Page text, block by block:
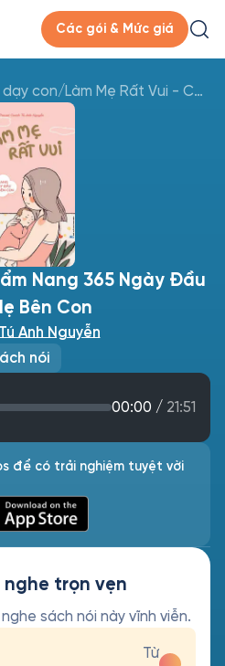
Các gói & Mức giá
dạy con/ Làm Mẹ Rất Vui - Cẩm Nang 365 Ngày Đầu Của Mẹ Bên Con
nói
Nang 365 Ngày Đầu
Bên Con
Anh Nguyễn
00:00 / 21:51
để có trải nghiệm tuyệt vời
nghe trọn vẹn
sách nói này vĩnh viễn.
Từ